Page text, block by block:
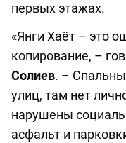
первых этажах.
«Янги Хаёт – это
копирование, –
Солиев. –
улиц, там нет
нарушены
асфальт и